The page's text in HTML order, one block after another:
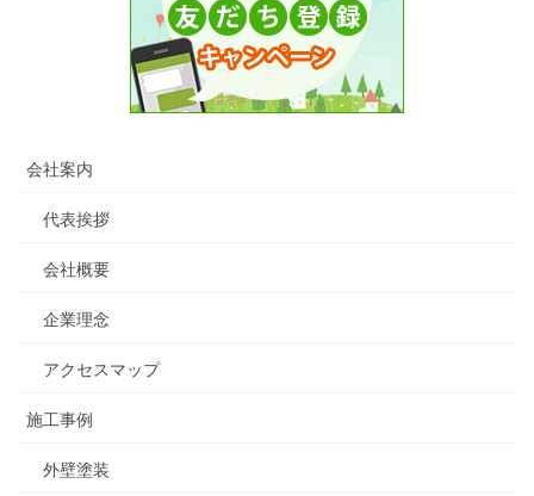
会社案内
代表挨拶
会社概要
企業理念
アクセスマップ
施工事例
外壁塗装